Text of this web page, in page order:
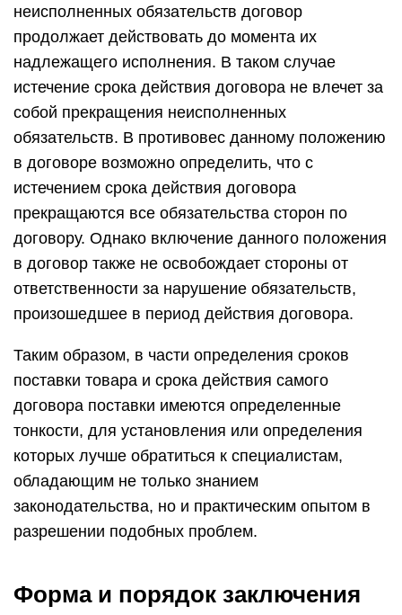
Форма и порядок заключения
договора поставки
В ГК РФ не содержатся специальные указания,
относящиеся к форме рассматриваемого
договора. Поэтому при ее определении нужно
следовать общим правилам о форме
совершаемых гражданско-правовых сделок. В
большинстве случаев форма должна быть
письменной. Однако, если в качестве его сторон
выступают граждане-предприниматели, а сумма
конкретной сделки не выше 10 000 руб, договор
может быть заключен и в устной форме. Устной
сделка может быть и при заключении ее в
момент исполнения. Другое дело, как потом